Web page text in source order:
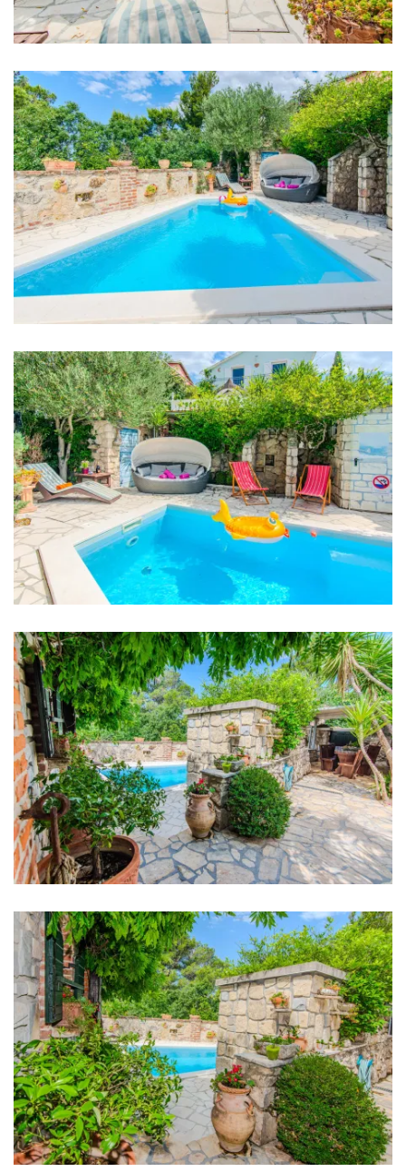
Nachtclub: 5 km
Zentrum: 400 m
Apotheke: 4 km
Geschäft: 300 m
Supermarket: 4 km
Bushaltestelle: 300 m
Flughafen: Zadar Airport 25 km
Schlafzimmer
Schlafzimmer 1: Doppelbett: 1
Schlafzimmer 2: Doppelbett: 1
Schlafzimmer 3: Doppelbett: 1
Kinderbett
Bettwäsche
Badezimmer
Badezimmer 1: Waschbecken, Toilette, Dusche
Badezimmer 2: Waschbecken, Toilette, Dusche
Badezimmer 3: Waschbecken, Toilette
Waschmaschine
Handtücher
Küche
Herd